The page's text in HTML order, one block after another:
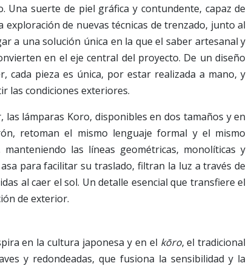
suerte de piel gráfica y contundente, capaz de
exploración de nuevas técnicas de trenzado, junto al
a una solución única en la que el saber artesanal y
en el eje central del proyecto. De un diseño
cada pieza es única, por estar realizada a mano, y
las condiciones exteriores.
lámparas Koro, disponibles en dos tamaños y en
retoman el mismo lenguaje formal y el mismo
las líneas geométricas, monolíticas y
para facilitar su traslado, filtran la luz a través de
al caer el sol. Un detalle esencial que transfiere el
de exterior.
en la cultura japonesa y en el kōro, el tradicional
y redondeadas, que fusiona la sensibilidad y la